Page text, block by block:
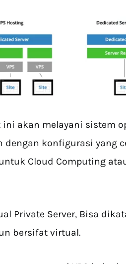
akan melayani sistem
konfigurasi yang
Cloud Computing
Private Server, Bisa
bersifat virtual.